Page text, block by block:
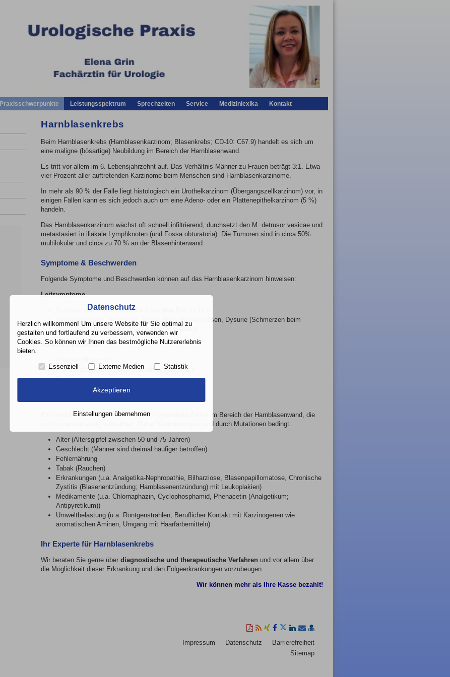
Praxisschwerpunkte Leistungsspektrum Sprechzeiten Service Medizinlexika Kontakt
Harnblasenkrebs
Beim Harnblasenkrebs (Harnblasenkarzinom; Blasenkrebs; CD-10: C67.9) handelt es sich um
eine maligne (bösartige) Neubildung im Bereich der Harnblasenwand.
Es tritt vor allem im 6. Lebensjahrzehnt auf. Das Verhältnis Männer zu Frauen beträgt 3:1. Etwa
vier Prozent aller auftretenden Karzinome beim Menschen sind Harnblasenkarzinome.
In mehr als 90 % der Fälle liegt histologisch ein Urothelkarzinom (Übergangszellkarzinom) vor, in
einigen Fällen kann es sich jedoch auch um eine Adeno- oder ein Plattenepithelkarzinom (5 %)
handeln.
Das Harnblasenkarzinom wächst oft schnell infiltrierend, durchsetzt den M. detrusor vesicae und
metastasiert in iliakale Lymphknoten (und Fossa obturatoria). Die Tumoren sind in circa 50%
multilokulär und circa zu 70 % an der Blasenhinterwand.
Symptome & Beschwerden
Folgende Symptome und Beschwerden können auf das Harnblasenkarzinom hinweisen:
Leitsymptome
Schmerzlose Makrohämaturie – sichtbar Blut im Urin
Symptome einer "Reizblase" wie häufiges Wasserlassen, Dysurie (Schmerzen beim
Wasserlassen), Pollakisurie (häufiger Harndrang)
Spätere Symptome
Flankenschmerzen durch Harnabflussstörungen
Gewichtsverlust
Ein Harnblasenkarzinom entsteht durch veränderte Zellen im Bereich der Harnblasenwand, die
sich expansionsartig vermehren. Diese Veränderungen sind durch Mutationen bedingt.
Alter (Altersgipfel zwischen 50 und 75 Jahren)
Geschlecht (Männer sind dreimal häufiger betroffen)
Fehlernährung
Tabak (Rauchen)
Erkrankungen (u.a. Analgetika-Nephropathie, Bilharziose, Blasenpapillomatose, Chronische
Zystitis (Blasenentzündung; Harnblasenentzündung) mit Leukoplakien)
Medikamente (u.a. Chlornaphazin, Cyclophosphamid, Phenacetin (Analgetikum;
Antipyretikum))
Umweltbelastung (u.a. Röntgenstrahlen, Beruflicher Kontakt mit Karzinogenen wie
aromatischen Aminen, Umgang mit Haarfärbemitteln)
Ihr Experte für Harnblasenkrebs
Wir beraten Sie gerne über diagnostische und therapeutische Verfahren und vor allem über
die Möglichkeit dieser Erkrankung und den Folgeerkrankungen vorzubeugen.
Wir können mehr als Ihre Kasse bezahlt!
Diese
als
RSS-
Auf
mitteilen
Auf
teilen
Auf
teilen
Auf
teilen
Per
empfehlen
vCard
Impressum
Datenschutz
Barrierefreiheit
Sitemap
Datenschutz
Herzlich willkommen! Um unsere Website für Sie optimal zu
gestalten und fortlaufend zu verbessern, verwenden wir
Cookies. So können wir Ihnen das bestmögliche Nutzererlebnis
bieten.
Essenziell Externe Medien Statistik
Akzeptieren
Einstellungen übernehmen